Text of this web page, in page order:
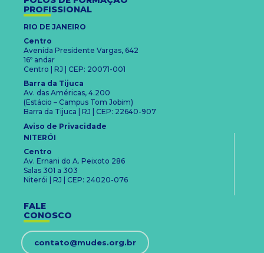
PROFISSIONAL
RIO DE JANEIRO
Centro
Avenida Presidente Vargas, 642
16º andar
Centro | RJ | CEP: 20071-001
Barra da Tijuca
Av. das Américas, 4.200
(Estácio – Campus Tom Jobim)
Barra da Tijuca | RJ | CEP: 22640-907
Aviso de Privacidade
NITERÓI
Centro
Av. Ernani do A. Peixoto 286
Salas 301 a 303
Niterói | RJ | CEP: 24020-076
FALE
CONOSCO
contato@mudes.org.br